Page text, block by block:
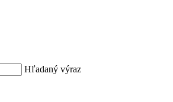
Hľadaný výraz